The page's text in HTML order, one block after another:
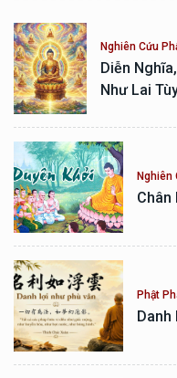
Nghiên Cứu
Diễn
Như Lai
Nghiên
Chân
Phật
Danh